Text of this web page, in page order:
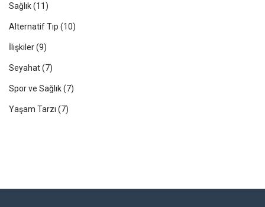
Sağlık(11)
Alternatif Tıp (10)
İlişkiler(9)
Seyahat(7)
Spor ve Sağlık(7)
Yaşam Tarzı (7)